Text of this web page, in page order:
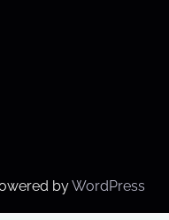
byWordPress